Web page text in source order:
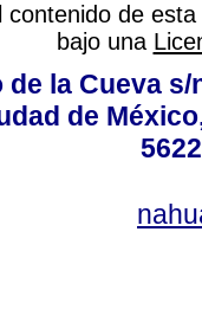
contenido de
bajo una
la Cueva
de